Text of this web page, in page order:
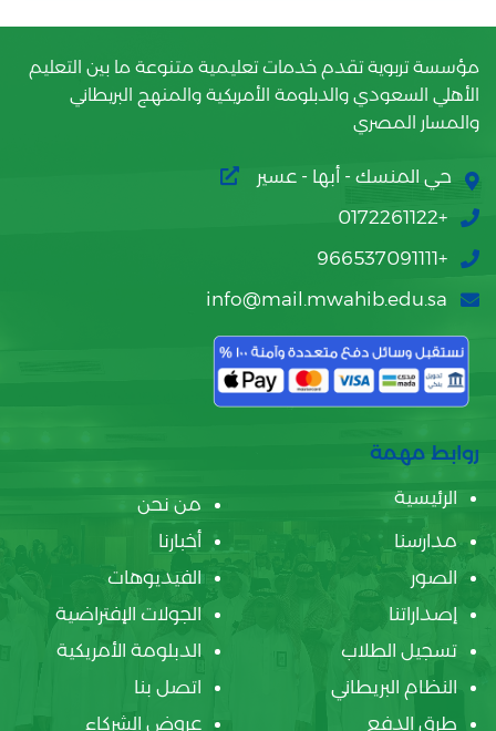
مؤسسة تربوية تقدم خدمات تعليمية متنوعة ما بين التعليم
الأهلي السعودي والدبلومة الأمريكية والمنهج البريطاني
والمسار المصري
حي المنسك - أبها - عسير
+0172261122
+966537091111
info@mail.mwahib.edu.sa
روابط مهمة
الرئيسية
من نحن
مدارسنا
أخبارنا
الصور
الفيديوهات
إصداراتنا
الجولات الإفتراضية
تسجيل الطلاب
الدبلومة الأمريكية
النظام البريطاني
اتصل بنا
طرق الدفع
عروض الشركاء